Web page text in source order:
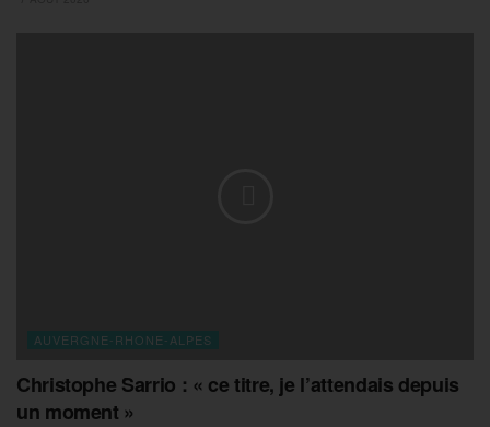
AUVERGNE-RHONE-ALPES
Christophe Sarrio : « ce titre, je l’attendais depuis
un moment »